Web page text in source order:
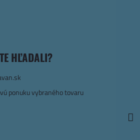
HĽADALI?
ponuku vybraného tovaru